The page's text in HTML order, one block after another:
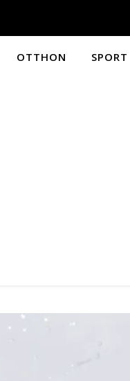
OTTHON SPORT